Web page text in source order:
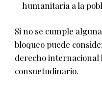
humanitaria a la
Si no se cumple
bloqueo puede
derecho
consuetudinario.